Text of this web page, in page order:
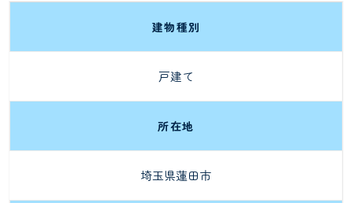
建物種別
戸建て
所在地
埼玉県蓮田市